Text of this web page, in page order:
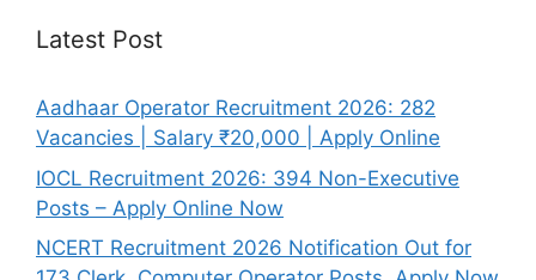
Latest Post
Aadhaar Operator Recruitment 2026: 282
Vacancies | Salary ₹20,000 | Apply Online
IOCL Recruitment 2026: 394 Non-Executive
Posts – Apply Online Now
NCERT Recruitment 2026 Notification Out for